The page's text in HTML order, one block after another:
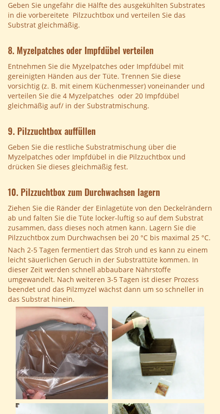
Geben Sie ungefähr die Hälfte des ausgekühlten Substrates
in die vorbereitete Pilzzuchtbox und verteilen Sie das
Substrat gleichmäßig.
8. Myzelpatches oder Impfdübel verteilen
Entnehmen Sie die Myzelpatches oder Impfdübel mit
gereinigten Händen aus der Tüte. Trennen Sie diese
vorsichtig (z. B. mit einem Küchenmesser) voneinander und
verteilen Sie die 4 Myzelpatches oder 20 Impfdübel
gleichmäßig auf/ in der Substratmischung.
9. Pilzzuchtbox auffüllen
Geben Sie die restliche Substratmischung über die
Myzelpatches oder Impfdübel in die Pilzzuchtbox und
drücken Sie dieses gleichmäßig fest.
10. Pilzzuchtbox zum Durchwachsen lagern
Ziehen Sie die Ränder der Einlagetüte von den Deckelrändern
ab und falten Sie die Tüte locker-luftig so auf dem Substrat
zusammen, dass dieses noch atmen kann. Lagern Sie die
Pilzzuchtbox zum Durchwachsen bei 20 °C bis maximal 25 °C.
Nach 2-5 Tagen fermentiert das Stroh und es kann zu einem
leicht säuerlichen Geruch in der Substrattüte kommen. In
dieser Zeit werden schnell abbaubare Nährstoffe
umgewandelt. Nach weiteren 3-5 Tagen ist dieser Prozess
beendet und das Pilzmyzel wächst dann um so schneller in
das Substrat hinein.